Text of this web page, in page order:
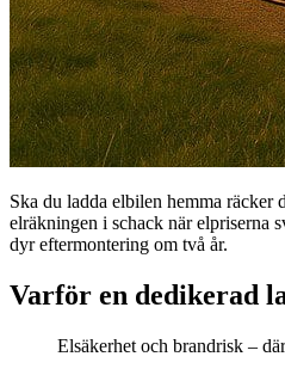
Ska du ladda elbilen hemma räcker
elräkningen i schack när elpriserna
dyr eftermontering om två år.
Varför en dedikerad
Elsäkerhet och brandrisk –